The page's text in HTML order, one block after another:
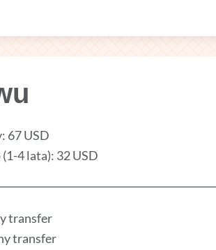
67 USD
4 lata): 32 USD
transfer
transfer